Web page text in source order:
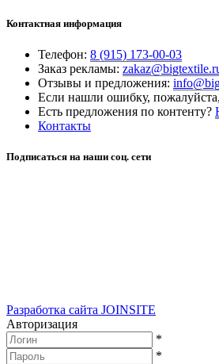
Контактная информация
Телефон: 8 (915) 173-00-03
Заказ рекламы:
Отзывы и предложения:
Если нашли ошибку, пожалуйста,
Есть предложения по контенту?
Контакты
Подписаться на наши соц. сети
Разработка сайта JOINSITE
Авторизация
*
*